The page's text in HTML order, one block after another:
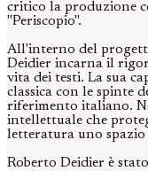
critico la produzione
"Periscopio".
All'interno del
Deidier incarna il
vita dei testi. La sua
classica con le spinte
riferimento italiano.
intellettuale che
letteratura uno
Roberto Deidier è